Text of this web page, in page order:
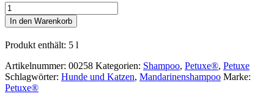
Petuxe®
Mandarinen
Shampoo
für
Hunde
und
Katzen
Menge
In den Warenkorb
Produkt enthält: 5 l
Artikelnummer: 00258 Kategorien: Shampoo, Petuxe®, Petuxe
Schlagwörter: Hunde und Katzen, Mandarinenshampoo Marke:
Petuxe®